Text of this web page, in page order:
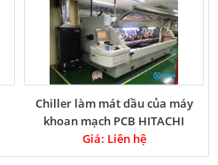
Chiller làm mát dầu của máy
khoan mạch PCB HITACHI
Giá: Liên hệ